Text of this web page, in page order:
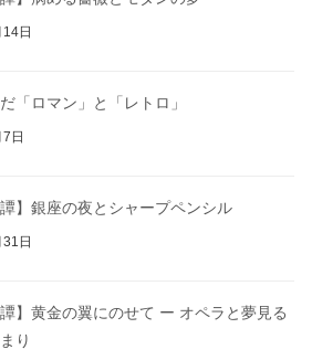
日
「ロマン」と「レトロ」
日
譚】銀座の夜とシャープペンシル
日
譚】黄金の翼にのせて ー オペラと夢見る
り